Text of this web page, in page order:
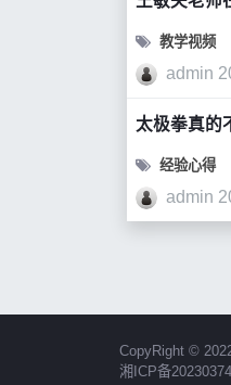
教学视频
admin
太极拳真的
经验心得
admin
CopyRight ©
湘ICP备